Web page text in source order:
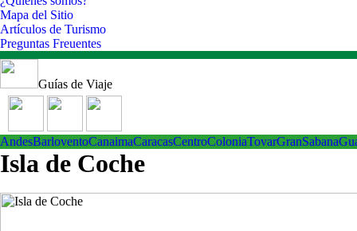
Mapa del Sitio
Artículos de Turismo
Preguntas Freuentes
Guías de Viaje
AndesBarloventoCanaimaCaracasCentroColoniaTovarGranSabana
Isla de Coche